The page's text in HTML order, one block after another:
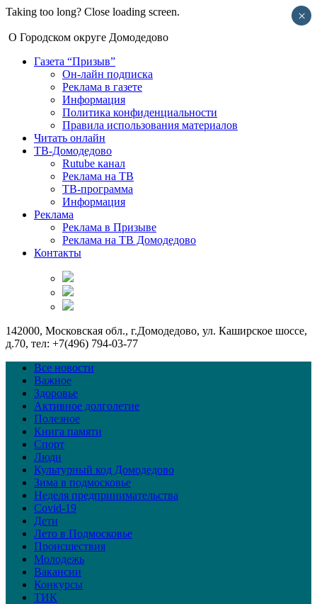
Taking too long? Close loading screen.
О Городском округе Домодедово
Газета “Призыв”
Он-лайн подписка
Реклама в газете
Информация
Политика конфиденциальности
Правила использования материалов
Читать онлайн
ТВ-Домодедово
Rutube канал
Реклама на ТВ
ТВ-программа
Информация
Реклама
Реклама в Призыве
Реклама на ТВ Домодедово
Контакты
142000, Московская обл., г.Домодедово, ул. Каширское шоссе,
д.70, тел: +7(496) 794-03-77
Все новости
Важное
Здоровье
Активное долголетие
Полезное
Книга памяти
Спорт
Люди
Культурный код Домодедово
Зима в подмосковье
Неделя предпринимательства
Covid-19
Дети
Лето в Подмосковье
Происшествия
Молодежь
Вакансии
Конкурсы
ТИК
×